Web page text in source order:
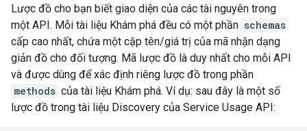
Lược đồ cho bạn biết giao diện của các tài nguyên trong
một API. Mỗi tài liệu Khám phá đều có một phần schemas
cấp cao nhất, chứa một cặp tên/giá trị của mã nhận dạng
giản đồ cho đối tượng. Mã lược đồ là duy nhất cho mỗi API
và được dùng để xác định riêng lược đồ trong phần
methods của tài liệu Khám phá. Ví dụ: sau đây là một số
lược đồ trong tài liệu Discovery của Service Usage API: